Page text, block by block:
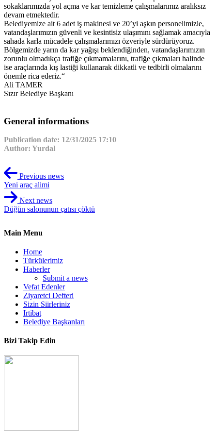
sokaklarımızda yol açma ve kar temizleme çalışmalarımız aralıksız
devam etmektedir.
Belediyemize ait 6 adet iş makinesi ve 20’yi aşkın personelimizle,
vatandaşlarımızın güvenli ve kesintisiz ulaşımını sağlamak amacıyla
sahada karla mücadele çalışmalarımızı özveriyle sürdürüyoruz.
Bölgemizde yarın da kar yağışı beklendiğinden, vatandaşlarımızın
zorunlu olmadıkça trafiğe çıkmamalarını, trafiğe çıkmaları halinde
ise araçlarında kış lastiği kullanarak dikkatli ve tedbirli olmalarını
önemle rica ederiz.“
Ali TAMER
Sızır Belediye Başkanı
General informations
Publication date: 12/31/2025 17:10
Author: Yurdal
Previous news
Yeni araç alimi
Next news
Düğün salonunun çatısı çöktü
Main Menu
Home
Türkülerimiz
Haberler
Submit a news
Vefat Edenler
Ziyaretci Defteri
Sizin Siirleriniz
Irtibat
Belediye Başkanları
Bizi Takip Edin